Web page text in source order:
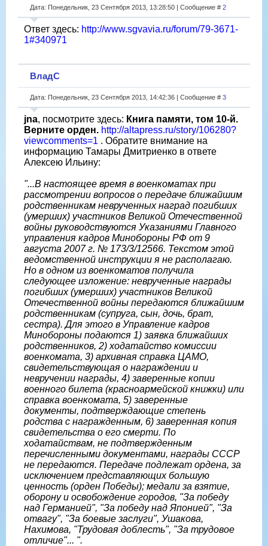
Дата: Понедельник, 23 Сентября 2013, 13:28:50 | Сообщение # 2
Ответ здесь: http://www.sgvavia.ru/forum/79-3671-
1#340971
ВладС
Дата: Понедельник, 23 Сентября 2013, 14:42:36 | Сообщение # 3
jna, посмотрите здесь: Книга памяти, том 10-й.
Верните орден. http://altapress.ru/story/106280?
viewcomments=1 . Обратите внимание на
информацию Тамары Дмитриенко в ответе
Алексею Ильину:
"...В настоящее время в военкоматах при
рассмотрении вопросов о передаче ближайшим
родственникам неврученных наград погибших
(умерших) участников Великой Отечественной
войны руководствуются Указаниями Главного
управления кадров Минобороны РФ от 9
августа 2007 г. № 173/3/12566. Текстом этой
ведомственной инструкции я не располагаю.
Но в одном из военкоматов получила
следующее изложение: неврученные награды
погибших (умерших) участников Великой
Отечественной войны передаются ближайшим
родственникам (супруга, сын, дочь, брат,
сестра). Для этого в Управление кадров
Минобороны подаются 1) заявка ближайших
родственников, 2) ходатайство комиссии
военкомата, 3) архивная справка ЦАМО,
свидетельствующая о награждении и
невручении награды, 4) заверенные копии
военного билета (красноармейской книжки) или
справка военкомата, 5) заверенные
документы, подтверждающие степень
родства с награжденным, 6) заверенная копия
свидетельства о его смерти. По
ходатайствам, не подтвержденным
перечисленными документами, награды СССР
не передаются. Передаче подлежат ордена, за
исключением представляющих большую
ценность (орден Победы); медали за взятие,
оборону и освобождение городов, "За победу
над Германией", "За победу над Японией", "За
отвагу", "За боевые заслуги", Ушакова,
Нахимова, "Трудовая доблесть", "За трудовое
отличие"... ".